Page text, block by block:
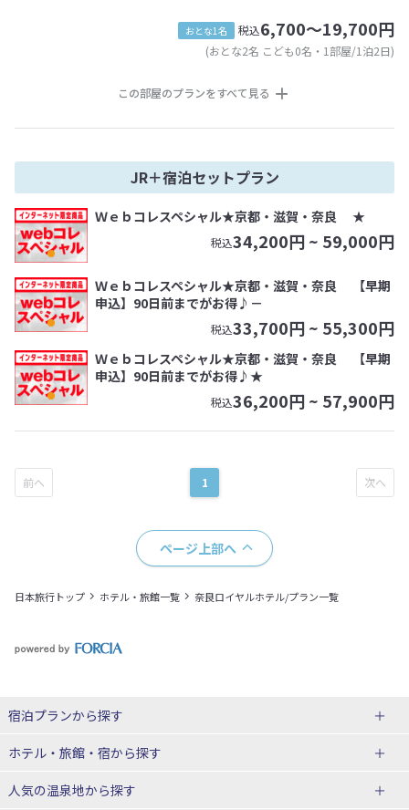
おとな1名 税込6,700～19,700円
(おとな2名 こども0名・1部屋/1泊2日)
この部屋のプランをすべて見る
JR＋宿泊セットプラン
Ｗｅｂコレスペシャル★京都・滋賀・奈良 ★
税込34,200円 ~ 59,000円
Ｗｅｂコレスペシャル★京都・滋賀・奈良 【早期
申込】90日前までがお得♪－
税込33,700円 ~ 55,300円
Ｗｅｂコレスペシャル★京都・滋賀・奈良 【早期
申込】90日前までがお得♪★
税込36,200円 ~ 57,900円
1
ページ上部へ
日本旅行トップ ホテル・旅館一覧 奈良ロイヤルホテル/プラン一覧
宿泊プランから探す
北海道
東北
ホテル・旅館・宿から探す
北海道ホテル・旅館
人気の温泉地から探す